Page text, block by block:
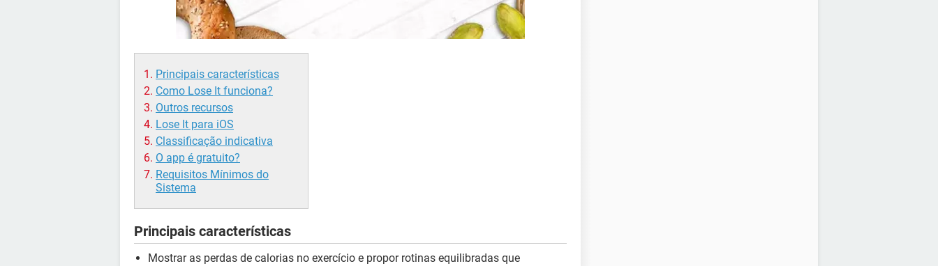
Principais características
Como Lose It funciona?
Outros recursos
Lose It para iOS
Classificação indicativa
O app é gratuito?
Requisitos Mínimos do
Sistema
Principais características
Mostrar as perdas de calorias no exercício e propor rotinas equilibradas que